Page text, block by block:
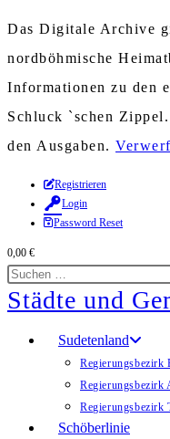
Das Digitale Archive
nordböhmische
Informationen zu den
Schluck `schen
den Ausgaben.
Zum
Inhalt
springen
Registrieren
Login
Password Reset
0,00 €
Diese
Website
durchsuchen
Städte und
Sudetenland
Regierungsbezirk
Regierungsbezirk
Regierungsbezirk
Schöberlinie